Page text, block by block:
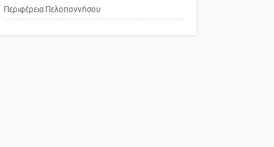
Παράδειγμα κοινωνικής
Περιφέρεια Πελοποννήσου